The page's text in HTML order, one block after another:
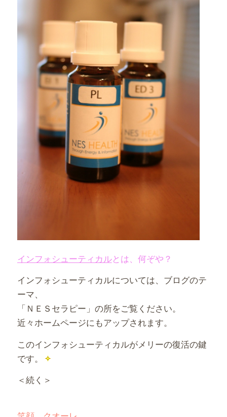
インフォシューティカルとは、何ぞや？
インフォシューティカルについては、ブログのテ
ーマ、
「ＮＥＳセラピー」の所をご覧ください。
近々ホームページにもアップされます。
このインフォシューティカルがメリーの復活の鍵
です。
＜続く＞